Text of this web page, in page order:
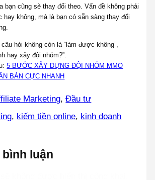
bạn cũng sẽ thay đổi theo. Vấn đề không phải
hay không, mà là bạn có sẵn sàng thay đổi
hỏi không còn là “làm được không”,
hay xây đội nhóm?”.
5 BƯỚC XÂY DỰNG ĐỘI NHÓM MMO
BẢN CỰC NHANH
Marketing, Đầu tư
, kiếm tiền online, kinh doanh
luận